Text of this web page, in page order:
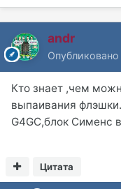
andr
Опубликовано
Кто знает ,чем
выпаивания
G4GC,блок Сименс
Цитата